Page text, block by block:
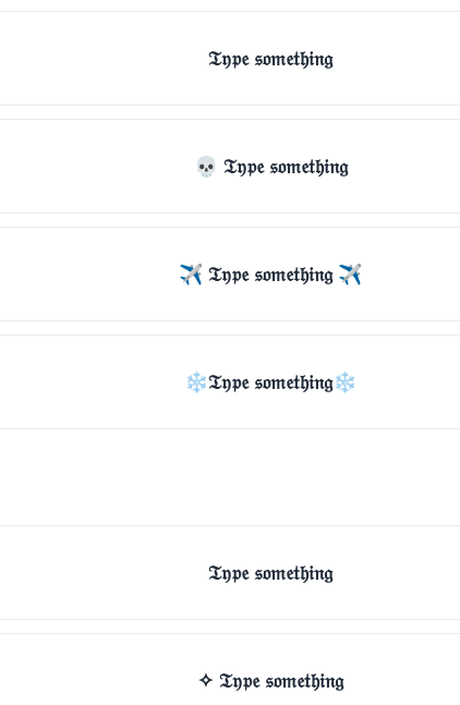
𝔗𝔶𝔭𝔢 𝔰𝔬𝔪𝔢𝔱𝔥𝔦𝔫𝔤
💀 𝔗𝔶𝔭𝔢 𝔰𝔬𝔪𝔢𝔱𝔥𝔦𝔫𝔤
✈ 𝔗𝔶𝔭𝔢 𝔰𝔬𝔪𝔢𝔱𝔥𝔦𝔫𝔤 ✈
❄𝔗𝔶𝔭𝔢 𝔰𝔬𝔪𝔢𝔱𝔥𝔦𝔫𝔤❄
𝔗𝔶𝔭𝔢 𝔰𝔬𝔪𝔢𝔱𝔥𝔦𝔫𝔤
✧ 𝔗𝔶𝔭𝔢 𝔰𝔬𝔪𝔢𝔱𝔥𝔦𝔫𝔤